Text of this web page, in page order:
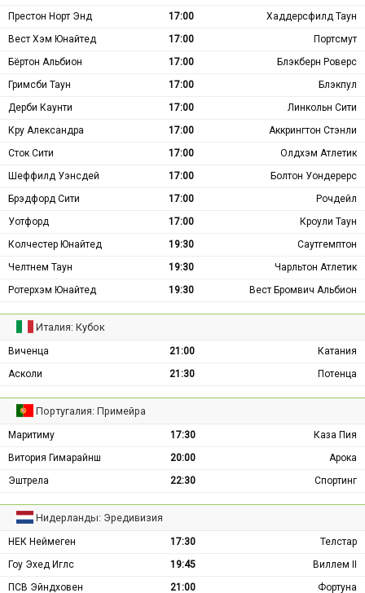
Престон Норт Энд
17:00
Хаддерсфилд Таун
Вест Хэм Юнайтед
17:00
Портсмут
Бёртон Альбион
17:00
Блэкберн Роверс
Гримсби Таун
17:00
Блэкпул
Дерби Каунти
17:00
Линкольн Сити
Кру Александра
17:00
Аккрингтон Стэнли
Сток Сити
17:00
Олдхэм Атлетик
Шеффилд Уэнсдей
17:00
Болтон Уондерерс
Брэдфорд Сити
17:00
Рочдейл
Уотфорд
17:00
Кроули Таун
Колчестер Юнайтед
19:30
Саутгемптон
Челтнем Таун
19:30
Чарльтон Атлетик
Ротерхэм Юнайтед
19:30 Вест Бромвич Альбион
Италия: Кубок
Виченца 21:00
Катания
Асколи
21:30 Потенца
Португалия: Примейра
Маритиму 17:30
Каза Пия
Витория Гимарайнш
20:00
Арока
Эштрела
22:30 Спортинг
Нидерланды: Эредивизия
НЕК Неймеген 17:30
Телстар
Гоу Эхед Иглс
19:45
Виллем II
ПСВ Эйндховен
21:00 Фортуна